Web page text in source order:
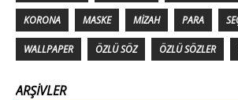
KORONA MASKE MIZAH PARA
WALLPAPER ÖZLÜ SÖZ ÖZLÜ SÖZLER
ARŞIVLER